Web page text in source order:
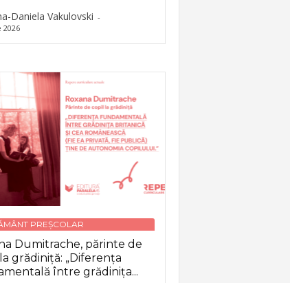
Daniela Vakulovski -
PREȘCOLAR
Dumitrache, părinte de
grădiniță: „Diferența
între grădinița...